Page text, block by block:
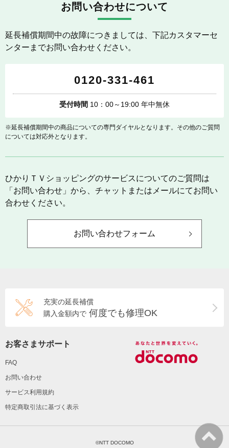
お問い合わせについて
延長補償期間中の故障につきましては、下記カスタマーセ
ンターまでお問い合わせください。
0120-331-461
受付時間 10：00～19:00 年中無休
※延長補償期間中の商品についての専門ダイヤルとなります。その他のご質問
については対応外となります。
ひかりＴＶショッピングのサービスについてのご質問は
「お問い合わせ」から、チャットまたはメールにてお問い
合わせください。
お問い合わせフォーム
充実の延長補償
購入金額内で 何度でも修理OK
お客さまサポート
FAQ
お問い合わせ
サービス利用規約
特定商取引法に基づく表示
©NTT DOCOMO